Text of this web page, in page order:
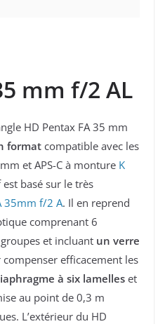
mm f/2 AL
HD Pentax FA 35 mm
format compatible avec les
et APS-C à monture K
basé sur le très
35mm f/2 A. Il en reprend
comprenant 6
et incluant un verre
compenser efficacement les
à six lamelles et
au point de 0,3 m
L’extérieur du HD